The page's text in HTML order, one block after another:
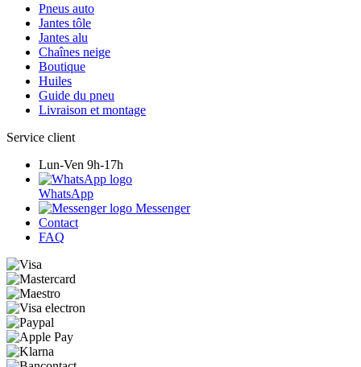
Pneus auto
Jantes tôle
Jantes alu
Chaînes neige
Boutique
Huiles
Guide du pneu
Livraison et montage
Service client
Lun-Ven 9h-17h
WhatsApp
Messenger
Contact
FAQ